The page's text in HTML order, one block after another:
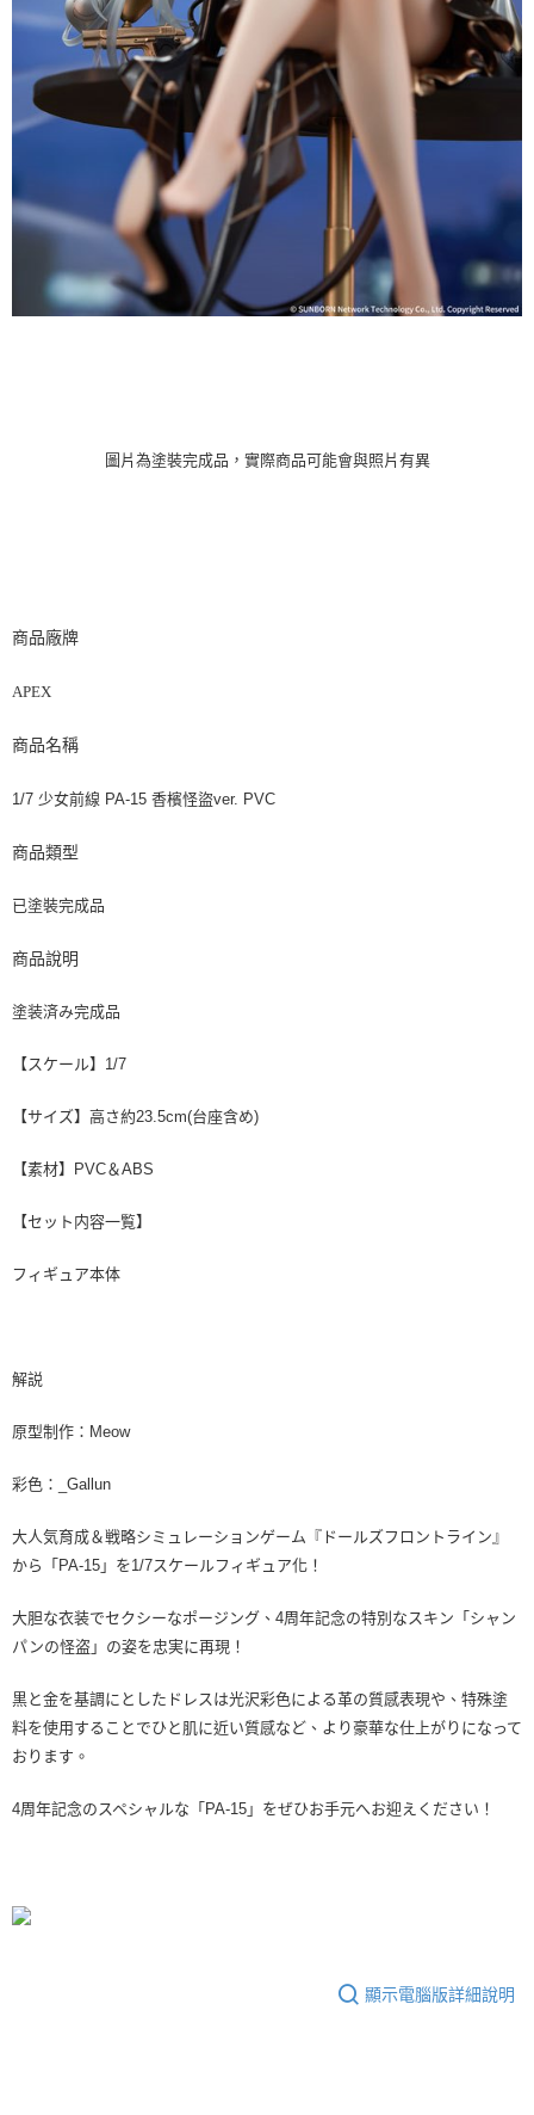
圖片為塗裝完成品，實際商品可能會與照片有異
商品廠牌
APEX
商品名稱
1/7 少女前線 PA-15 香檳怪盜ver. PVC
商品類型
已塗裝完成品
商品說明
塗装済み完成品
【スケール】1/7
【サイズ】高さ約23.5cm(台座含め)
【素材】PVC＆ABS
【セット内容一覧】
フィギュア本体
解説
原型制作：Meow
彩色：_Gallun
大人気育成＆戦略シミュレーションゲーム『ドールズフロントライン』
から「PA-15」を1/7スケールフィギュア化！
大胆な衣装でセクシーなポージング、4周年記念の特別なスキン「シャン
パンの怪盗」の姿を忠実に再現！
黒と金を基調にとしたドレスは光沢彩色による革の質感表現や、特殊塗
料を使用することでひと肌に近い質感など、より豪華な仕上がりになって
おります。
4周年記念のスペシャルな「PA-15」をぜひお手元へお迎えください！
顯示電腦版詳細說明